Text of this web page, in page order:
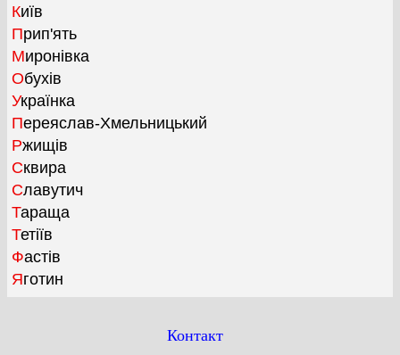
Київ
Прип'ять
Миронівка
Обухів
Українка
Переяслав-Хмельницький
Ржищів
Сквира
Славутич
Тараща
Тетіїв
Фастів
Яготин
Контакт